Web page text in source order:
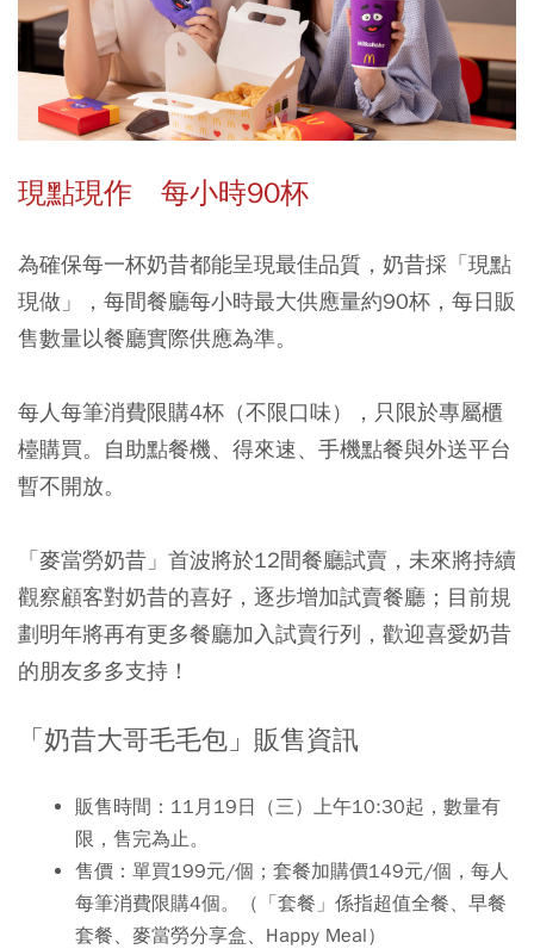
現點現作 每小時90杯
為確保每一杯奶昔都能呈現最佳品質，奶昔採「現點
現做」，每間餐廳每小時最大供應量約90杯，每日販
售數量以餐廳實際供應為準。
每人每筆消費限購4杯（不限口味），只限於專屬櫃
檯購買。自助點餐機、得來速、手機點餐與外送平台
暫不開放。
「麥當勞奶昔」首波將於12間餐廳試賣 ，未來將持續
觀察顧客對奶昔的喜好，逐步增加試賣餐廳；目前規
劃明年將再有更多餐廳加入試賣行列，歡迎喜愛奶昔
的朋友多多支持！
「奶昔大哥毛毛包」販售資訊
販售時間 ：11月19日（三）上午10:30起，數量有
限，售完為止。
售價：單買199元/個；套餐加購價149元/個，每人
每筆消費限購4個。（「套餐」係指超值全餐、早餐
套餐、麥當勞分享盒、Happy Meal）